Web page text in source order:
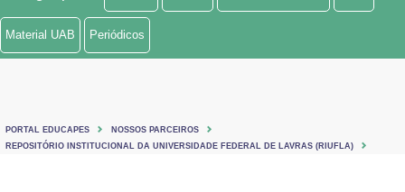
Ministério de Minas e Energia
Ministério do Turismo
Material UAB Periódicos
PORTAL EDUCAPES
NOSSOS PARCEIROS
REPOSITÓRIO INSTITUCIONAL DA UNIVERSIDADE FEDERAL DE LAVRAS (RIUFLA)